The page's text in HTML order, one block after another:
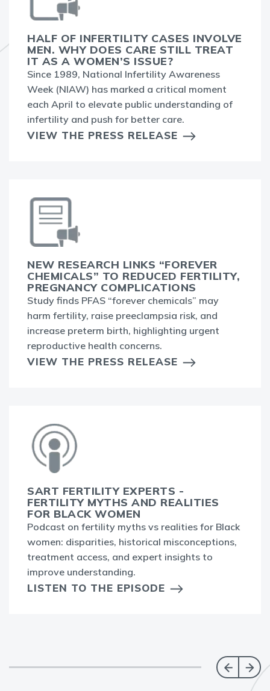
HALF OF INFERTILITY CASES INVOLVE
MEN. WHY DOES CARE STILL TREAT
IT AS A WOMEN’S ISSUE?
Since 1989, National Infertility Awareness
Week (NIAW) has marked a critical moment
each April to elevate public understanding of
infertility and push for better care.
VIEW THE PRESS RELEASE
NEW RESEARCH LINKS “FOREVER
CHEMICALS” TO REDUCED FERTILITY,
PREGNANCY COMPLICATIONS
Study finds PFAS “forever chemicals” may
harm fertility, raise preeclampsia risk, and
increase preterm birth, highlighting urgent
reproductive health concerns.
VIEW THE PRESS RELEASE
SART FERTILITY EXPERTS -
FERTILITY MYTHS AND REALITIES
FOR BLACK WOMEN
Podcast on fertility myths vs realities for Black
women: disparities, historical misconceptions,
treatment access, and expert insights to
improve understanding.
LISTEN TO THE EPISODE